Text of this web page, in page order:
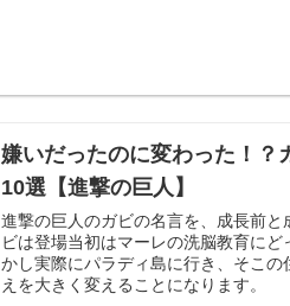
嫌いだったのに変わった！？
10選【進撃の巨人】
進撃の巨人のガビの名言を、成長前
ビは登場当初はマーレの洗脳教育に
かし実際にパラディ島に行き、そこ
えを大きく変えることになります。